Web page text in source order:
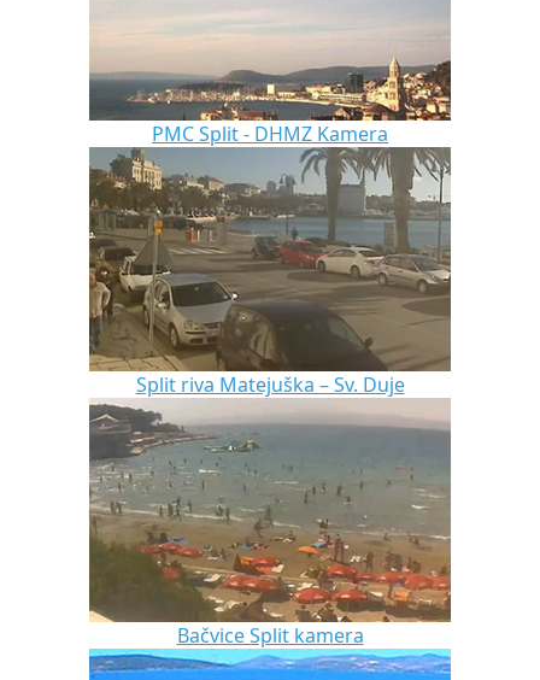
PMC Split - DHMZ Kamera
Split riva Matejuška – Sv. Duje
Bačvice Split kamera